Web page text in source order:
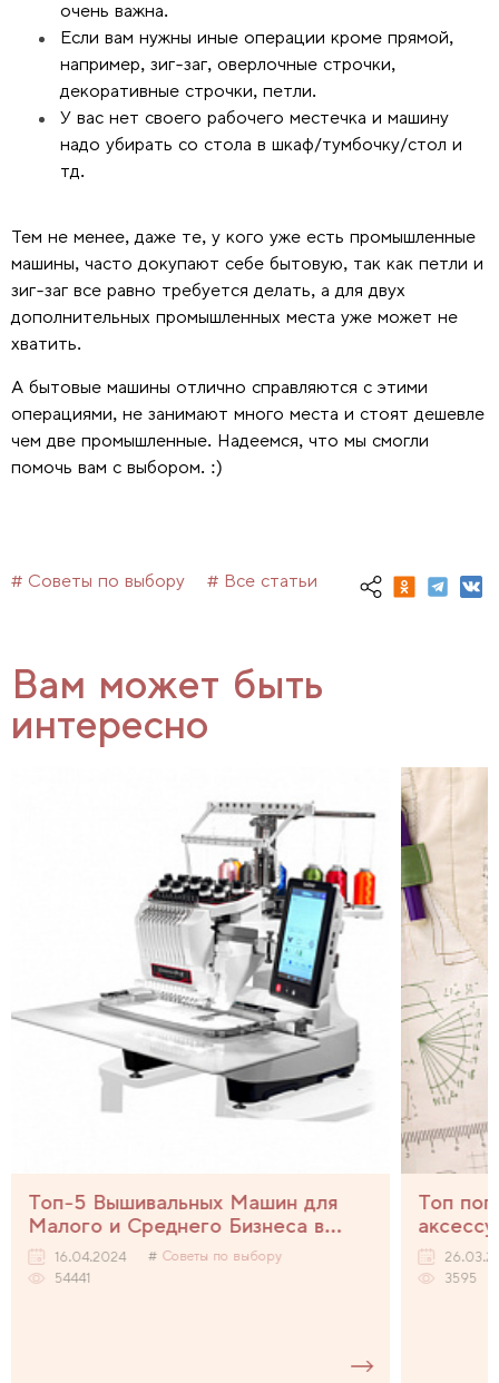
очень важна.
Если вам нужны иные операции кроме прямой,
например, зиг-заг, оверлочные строчки,
декоративные строчки, петли.
У вас нет своего рабочего местечка и машину
надо убирать со стола в шкаф/тумбочку/стол и
тд.
Тем не менее, даже те, у кого уже есть промышленные
машины, часто докупают себе бытовую, так как петли и
зиг-заг все равно требуется делать, а для двух
дополнительных промышленных места уже может не
хватить.
А бытовые машины отлично справляются с этими
операциями, не занимают много места и стоят дешевле
чем две промышленные. Надеемся, что мы смогли
помочь вам с выбором. :)
# Советы по выбору # Все статьи
Вам может быть
интересно
Топ-5 Вышивальных Машин для
Малого и Среднего Бизнеса в
2024 Году
16.04.2024
Советы по выбору
54441
Топ
3595